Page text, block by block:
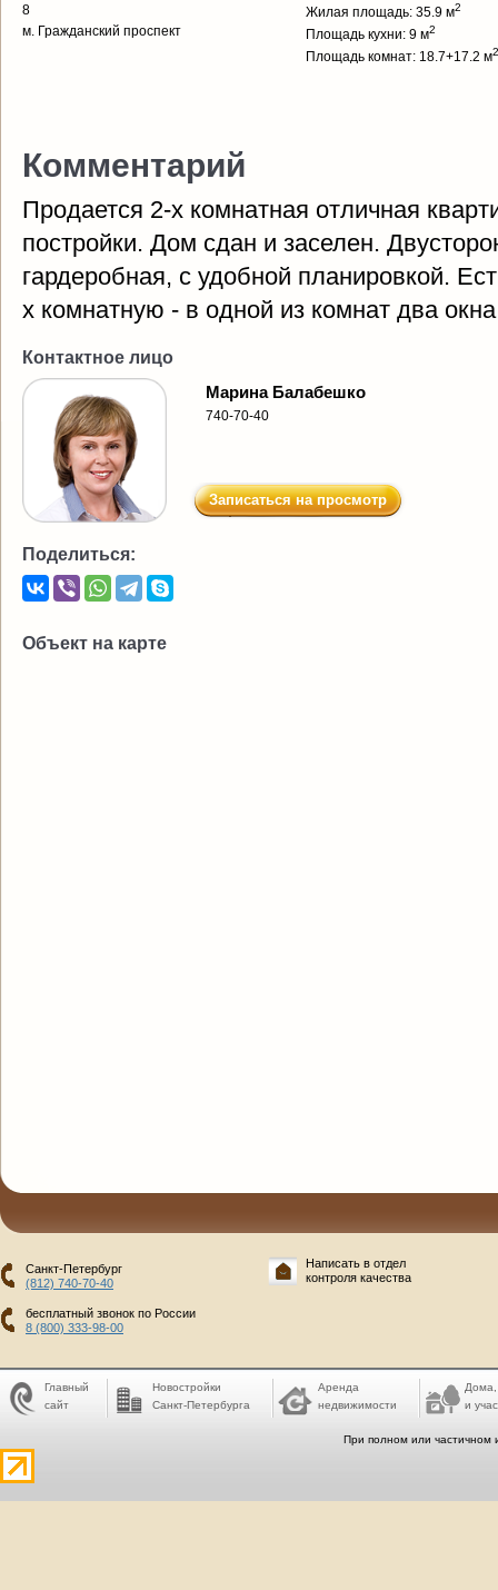
8
м. Гражданский проспект
Жилая площадь: 35.9 м2
Площадь кухни: 9 м2
Площадь комнат: 18.7+17.2 м2
Комментарий
Продается 2-х комнатная отличная
постройки. Дом сдан и заселен.
гардеробная, с удобной планировкой.
х комнатную - в одной из комнат два
Контактное лицо
Марина Балабешко
740-70-40
Записаться на просмотр
Поделиться:
Объект на карте
Санкт-Петербург
(812) 740-70-40
бесплатный звонок по России
8 (800) 333-98-00
Написать в отдел
контроля качества
Главный
сайт
Новостройки
Санкт-Петербурга
Аренда
недвижимости
Дома,
и
При полном или частичном